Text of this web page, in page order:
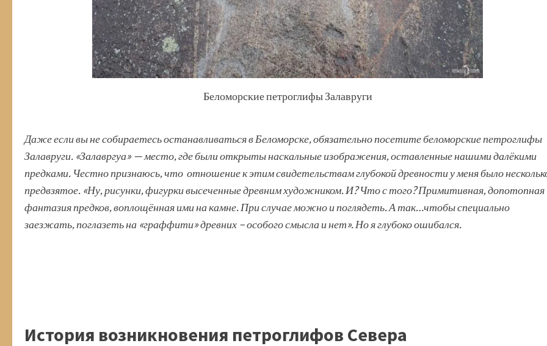
Беломорские петроглифы Залавруги
Даже если вы не собираетесь останавливаться в Беломорске, обязательно посетите беломорские петроглифы
Залавруги. «Залавргуа» — место, где были открыты наскальные изображения, оставленные нашими далёкими
предками. Честно признаюсь, что отношение к этим свидетельствам глубокой древности у меня было
предвзятое. «Ну, рисунки, фигурки высеченные древним художником. И? Что с того? Примитивная, допотопная
фантазия предков, воплощённая ими на камне. При случае можно и поглядеть. А так…чтобы специально
заезжать, поглазеть на «граффити» древних – особого смысла и нет». Но я глубоко ошибался.
История возникновения петроглифов Севера